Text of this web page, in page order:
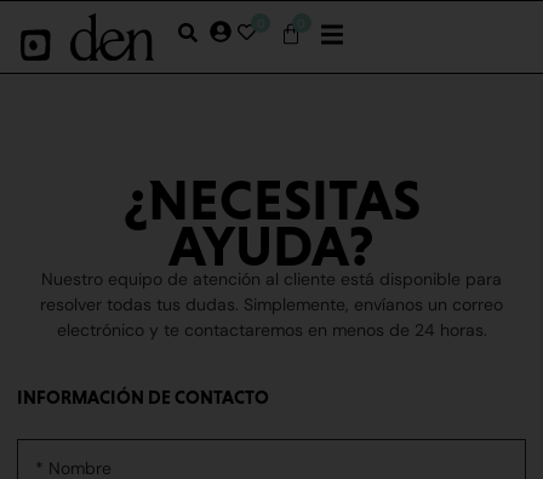
¿NECESITAS
AYUDA?
Nuestro equipo de atención al cliente está disponible para
resolver todas tus dudas. Simplemente, envíanos un correo
electrónico y te contactaremos en menos de 24 horas.
INFORMACIÓN DE CONTACTO